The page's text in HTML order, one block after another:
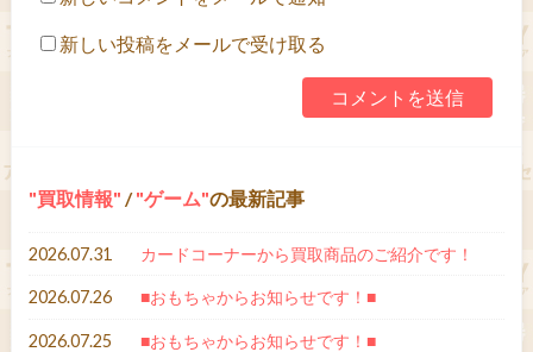
新しい投稿をメールで受け取る
買取情報 / ゲーム の最新記事
2026.07.31 カードコーナーから買取商品のご紹介です！
2026.07.26 ■おもちゃからお知らせです！■
2026.07.25 ■おもちゃからお知らせです！■